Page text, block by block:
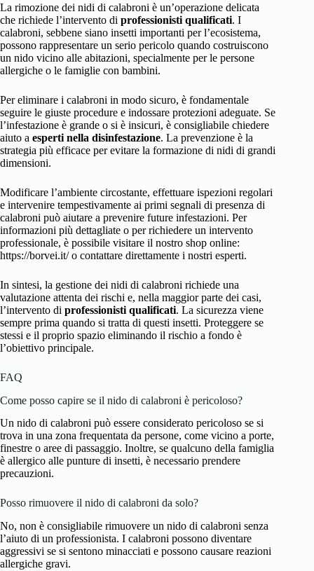
La rimozione dei nidi di calabroni è un’operazione delicata
che richiede l’intervento di professionisti qualificati. I
calabroni, sebbene siano insetti importanti per l’ecosistema,
possono rappresentare un serio pericolo quando costruiscono
un nido vicino alle abitazioni, specialmente per le persone
allergiche o le famiglie con bambini.
Per eliminare i calabroni in modo sicuro, è fondamentale
seguire le giuste procedure e indossare protezioni adeguate. Se
l’infestazione è grande o si è insicuri, è consigliabile chiedere
aiuto a esperti nella disinfestazione. La prevenzione è la
strategia più efficace per evitare la formazione di nidi di grandi
dimensioni.
Modificare l’ambiente circostante, effettuare ispezioni regolari
e intervenire tempestivamente ai primi segnali di presenza di
calabroni può aiutare a prevenire future infestazioni. Per
informazioni più dettagliate o per richiedere un intervento
professionale, è possibile visitare il nostro shop online:
https://borvei.it/ o contattare direttamente i nostri esperti.
In sintesi, la gestione dei nidi di calabroni richiede una
valutazione attenta dei rischi e, nella maggior parte dei casi,
l’intervento di professionisti qualificati. La sicurezza viene
sempre prima quando si tratta di questi insetti. Proteggere se
stessi e il proprio spazio eliminando il rischio a fondo è
l’obiettivo principale.
FAQ
Come posso capire se il nido di calabroni è pericoloso?
Un nido di calabroni può essere considerato pericoloso se si
trova in una zona frequentata da persone, come vicino a porte,
finestre o aree di passaggio. Inoltre, se qualcuno della famiglia
è allergico alle punture di insetti, è necessario prendere
precauzioni.
Posso rimuovere il nido di calabroni da solo?
No, non è consigliabile rimuovere un nido di calabroni senza
l’aiuto di un professionista. I calabroni possono diventare
aggressivi se si sentono minacciati e possono causare reazioni
allergiche gravi.